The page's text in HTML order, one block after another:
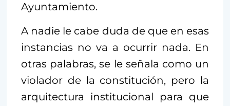
Ayuntamiento.
A nadie le cabe duda de que en esas
instancias no va a ocurrir nada. En
otras palabras, se le señala como un
violador de la constitución, pero la
arquitectura institucional para que